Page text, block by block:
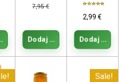
koszyka
7,95 €
Dodaj do koszyka
2,99 €
Dodaj do
Sale!